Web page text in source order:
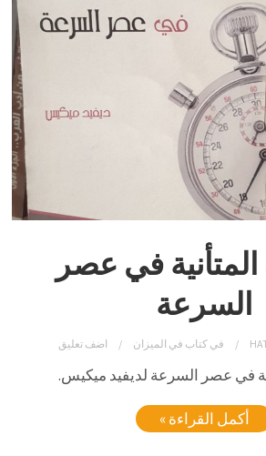
المتأنية في عصر
السرعة
فيكتاب في الميزان اضف تعليق
في عصر السرعة لديفيد ميكيس.
أكمل القراءة »